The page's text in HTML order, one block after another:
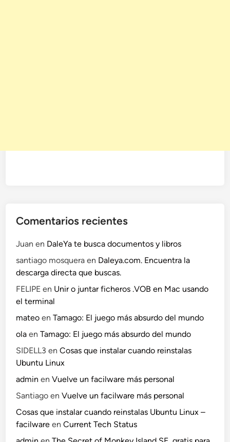
Comentarios recientes
Juan en DaleYa te busca documentos y libros
santiago mosquera en Daleya.com. Encuentra la
descarga directa que buscas.
FELIPE en Unir o juntar ficheros .VOB en Mac usando
el terminal
mateo enTamago: El juego más absurdo del mundo
ola enTamago: El juego más absurdo del mundo
SIDELL3 enCosas que instalar cuando reinstalas
Ubuntu Linux
admin enVuelve un facilware más personal
Santiago enVuelve un facilware más personal
Cosas que instalar cuando reinstalas Ubuntu Linux –
facilware enCurrent Tech Status